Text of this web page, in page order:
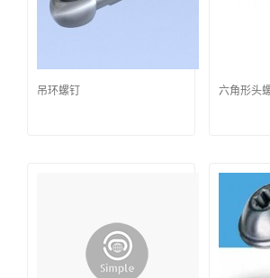
吊环螺钉 六角形头